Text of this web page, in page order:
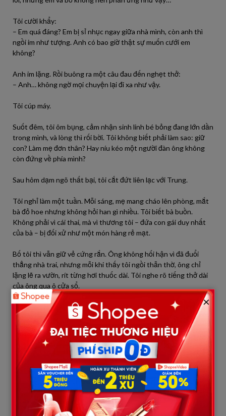
Tôi cười khẩy:
– Em quá đáng? Em bị sỉ nhục ngay giữa nhà mình, còn anh thì
ngồi im như tượng. Anh có bao giờ thật sự muốn cưới em
không?
Anh im lặng. Rồi buông ra một câu đau đến nghẹt thở:
– Anh… không ngờ mọi chuyện lại đi xa như vậy.
Tôi cúp máy.
Suốt đêm, tôi ôm bụng, cảm nhận sinh linh bé bỏng đang lớn dần
trong mình, và lòng thì rối bời. Tôi không biết phải làm sao: giữ
con? Làm mẹ đơn thân? Hay níu kéo một người đàn ông không
còn đứng về phía mình?
Sau hôm dạm ngõ thất bại, tôi cắt đứt liên lạc với Trung.
Tôi nghỉ làm một tuần. Mỗi sáng, mẹ mang cháo lên phòng, mắt
bà đỏ hoe nhưng không hỏi han gì nhiều. Tôi biết bà buồn.
Không phải vì cái thai, mà vì thương tôi – đứa con gái duy nhất
của bà – bị đối xử như một món hàng rẻ mạt.
Bố tôi thì vẫn giữ vẻ cứng rắn. Ông không hối hận vì đã đuổi
thẳng nhà trai, nhưng mỗi khi thấy tôi ngồi thẫn thờ, ông chỉ
lặng lẽ ra vườn, rít từng hơi thuốc dài. Tôi nghe rõ tiếng thở dài
của ông qua ô cửa sổ.
Ba hôm sau, Trung đến nhà. Không gọi trước, không hoa, không
quà, chỉ một thân một mình đứng ngoài cổng, tay đút túi quần.
Tôi nhìn qua rèm, thấy anh bồn chồn. Tôi ra mở cửa, giọng lạnh
– Anh đến làm gì?
Anh nhìn tôi, ánh mắt có chút áy náy:
– Cho anh gặp em, nói chuyện một lát. Không phải vì anh muốn
níu kéo, chỉ… muốn giải thích.
×